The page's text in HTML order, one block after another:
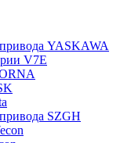
YASKAWA
V7E
SZGH